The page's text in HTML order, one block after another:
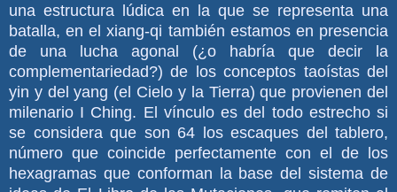
una estructura lúdica en la que se representa una
batalla, en el xiang-qi también estamos en presencia
de una lucha agonal (¿o habría que decir la
complementariedad?) de los conceptos taoístas del
yin y del yang (el Cielo y la Tierra) que provienen del
milenario I Ching. El vínculo es del todo estrecho si
se considera que son 64 los escaques del tablero,
número que coincide perfectamente con el de los
hexagramas que conforman la base del sistema de